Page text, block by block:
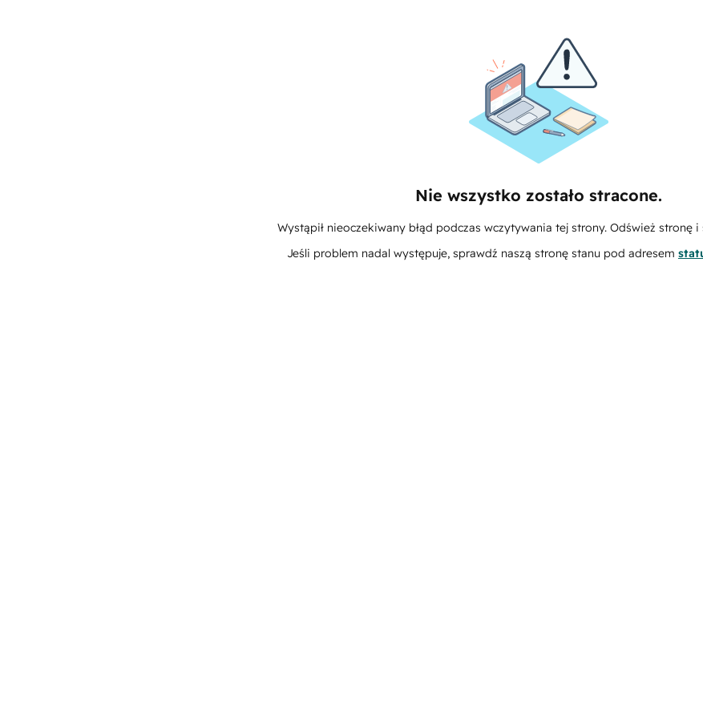
Nie wszystko zostało stracone.
Wystąpił nieoczekiwany błąd podczas wczytywania tej strony. Odśwież stronę
Jeśli problem nadal występuje, sprawdź naszą stronę stanu pod adresem